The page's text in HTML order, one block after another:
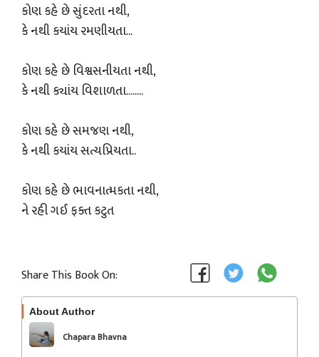
કોણ કહે છે સુંદરતા નથી,
કે નથી કયાંય રમણીયતા...
કોણ કહે છે વિશ્વસનીયતા નથી,
કે નથી ક્યાંય વિશાળતા........
કોણ કહે છે સમજણ નથી,
કે નથી કયાંય સત્યપ્રિયતા..
કોણ કહે છે ભાવનાત્મકતા નથી,
ને રહી ગઈ ફક્ત કટુત
Share This Book On:
About Author
Chapara Bhavna